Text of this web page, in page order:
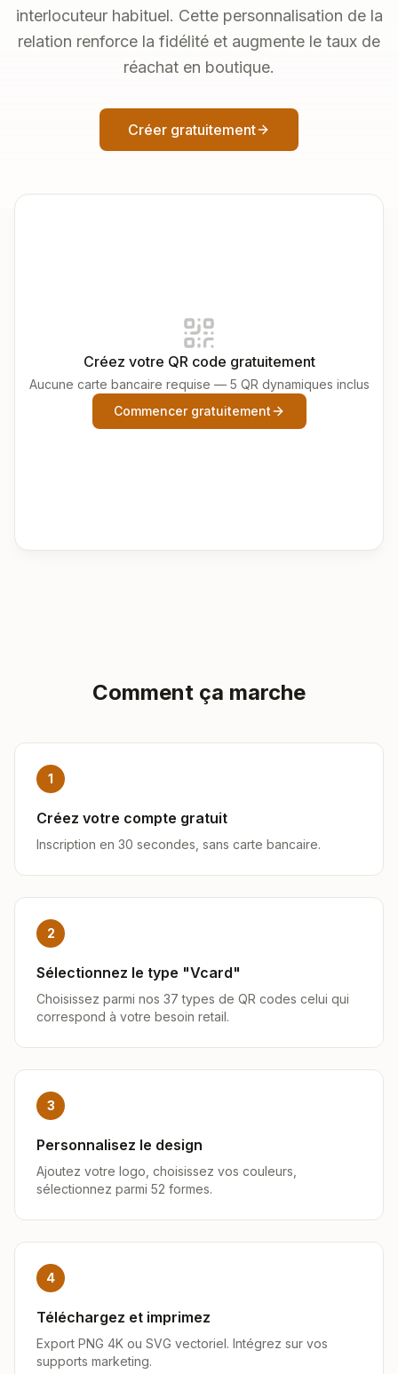
interlocuteur habituel. Cette personnalisation de la
relation renforce la fidélité et augmente le taux de
réachat en boutique.
Créer gratuitement
Créez votre QR code gratuitement
Aucune carte bancaire requise — 5 QR dynamiques inclus
Commencer gratuitement
Comment ça marche
1
Créez votre compte gratuit
Inscription en 30 secondes, sans carte bancaire.
2
Sélectionnez le type "Vcard"
Choisissez parmi nos 37 types de QR codes celui qui
correspond à votre besoin retail.
3
Personnalisez le design
Ajoutez votre logo, choisissez vos couleurs,
sélectionnez parmi 52 formes.
4
Téléchargez et imprimez
Export PNG 4K ou SVG vectoriel. Intégrez sur vos
supports marketing.